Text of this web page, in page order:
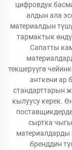
цифровдук
алдын ала
материалдын
тармактык
Сапатты
текшерүүгө
анткени ар
стандарттарын
кылуусу керек.
сыртка
бренддин